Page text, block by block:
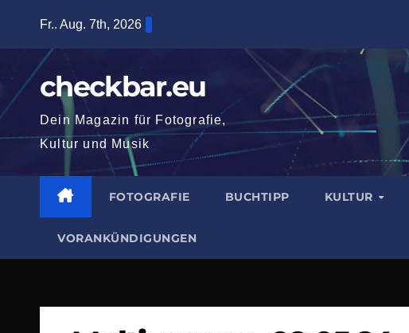
springen
Fr.. Aug. 7th, 2026
checkbar.eu
Dein Magazin für Fotografie,
Kultur und Musik
FOTOGRAFIE BUCHTIPP KULTUR
VORANKÜNDIGUNGEN